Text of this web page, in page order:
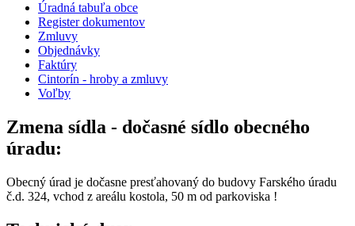
Úradná tabuľa obce
Register dokumentov
Zmluvy
Objednávky
Faktúry
Cintorín - hroby a zmluvy
Voľby
Zmena sídla - dočasné sídlo obecného
úradu:
Obecný úrad je dočasne presťahovaný do budovy Farského úradu
č.d. 324, vchod z areálu kostola, 50 m od parkoviska !